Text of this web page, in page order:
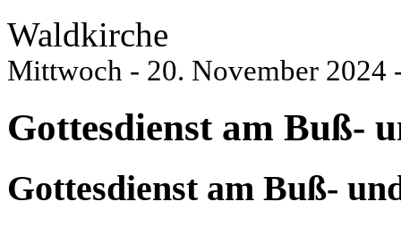
Waldkirche
Mittwoch - 20. November 2024
Gottesdienst am Buß-
Gottesdienst am Buß-